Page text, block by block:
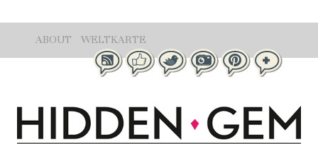
ABOUT WELTKARTE